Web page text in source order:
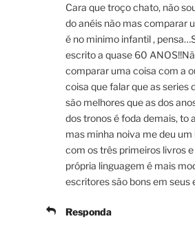
Cara que troço chato, não
do anéis não mas comparar
é no minimo infantil ,
escrito a quase 60
comparar uma coisa com a
coisa que falar que as series
são melhores que as dos
dos tronos é foda demais, to
mas minha noiva me deu
com os três primeiros livros
própria linguagem é mais
escritores são bons em seus
Responda